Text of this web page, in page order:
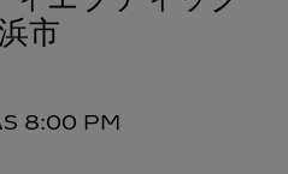
市
8:00 PM